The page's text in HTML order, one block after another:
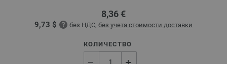
8,36 €
9,73 $ без НДС, без учета стоимости доставки
КОЛИЧЕСТВО